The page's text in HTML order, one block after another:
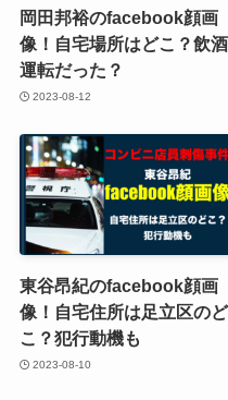
岡田邦裕のfacebook顔画
像！自宅場所はどこ？飲酒
運転だった？
2023-08-12
東谷昂紀のfacebook顔画
像！自宅住所は足立区のど
こ？犯行動機も
2023-08-10